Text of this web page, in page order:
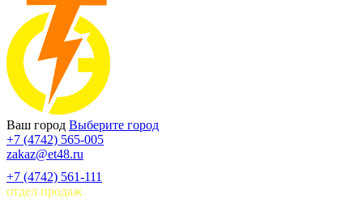
Ваш город Выберите город
+7 (4742) 565-005
zakaz@et48.ru
+7 (4742) 561-111
отдел продаж